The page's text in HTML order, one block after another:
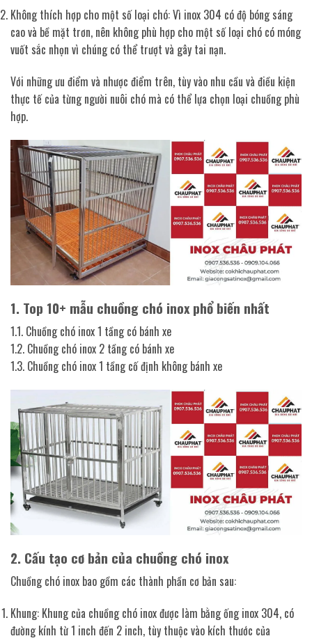
Không thích hợp cho một số loại chó: Vì inox 304 có độ bóng sáng
cao và bề mặt trơn, nên không phù hợp cho một số loại chó có móng
vuốt sắc nhọn vì chúng có thể trượt và gây tai nạn.
Với những ưu điểm và nhược điểm trên, tùy vào nhu cầu và điều kiện
thực tế của từng người nuôi chó mà có thể lựa chọn loại chuồng phù
hợp.
1. Top 10+ mẫu chuồng chó inox phổ biến nhất
1.1. Chuồng chó inox 1 tầng có bánh xe
1.2. Chuồng chó inox 2 tầng có bánh xe
1.3. Chuồng chó inox 1 tầng cố định không bánh xe
2. Cấu tạo cơ bản của chuồng chó inox
Chuồng chó inox bao gồm các thành phần cơ bản sau:
Khung: Khung của chuồng chó inox được làm bằng ống inox 304, có
đường kính từ 1 inch đến 2 inch, tùy thuộc vào kích thước của